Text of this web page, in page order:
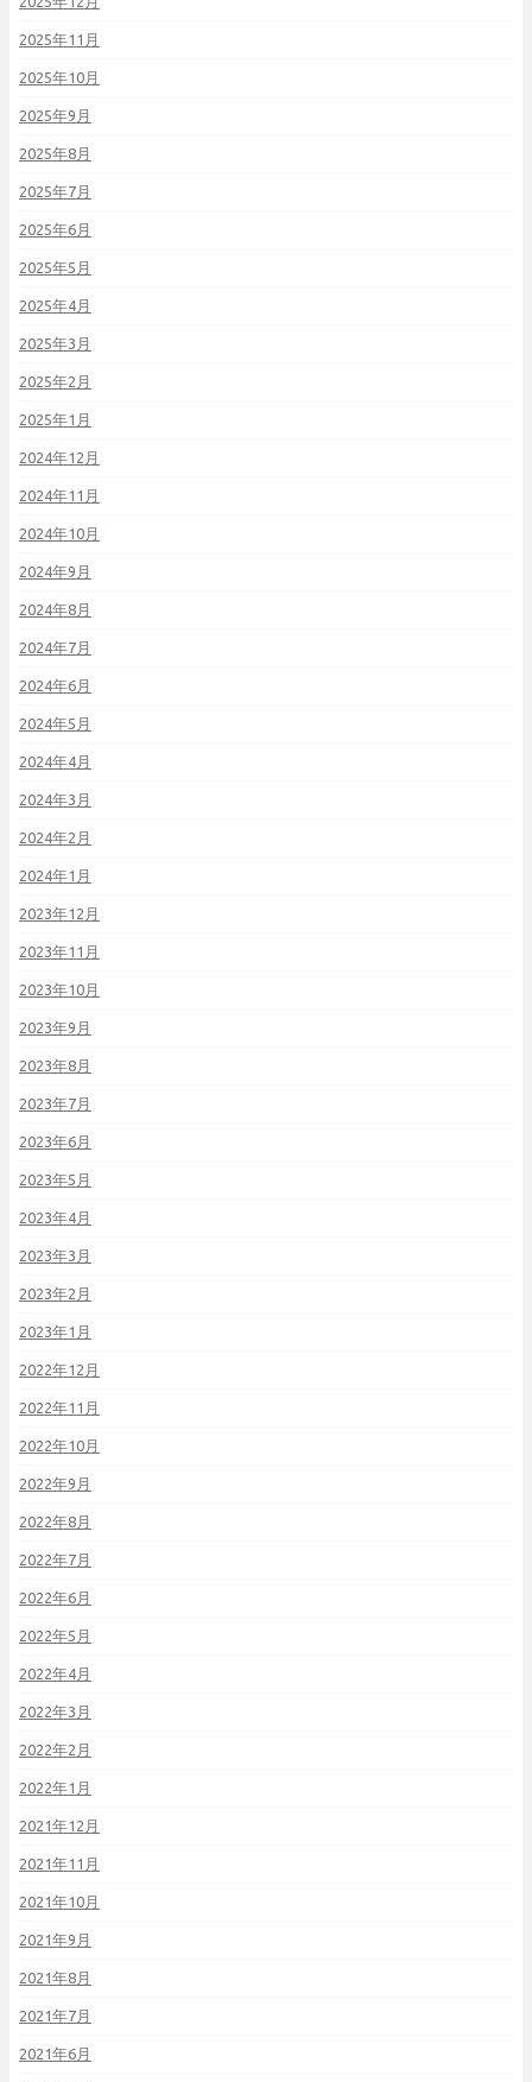
2025年11月
2025年10月
2025年9月
2025年8月
2025年7月
2025年6月
2025年5月
2025年4月
2025年3月
2025年2月
2025年1月
2024年12月
2024年11月
2024年10月
2024年9月
2024年8月
2024年7月
2024年6月
2024年5月
2024年4月
2024年3月
2024年2月
2024年1月
2023年12月
2023年11月
2023年10月
2023年9月
2023年8月
2023年7月
2023年6月
2023年5月
2023年4月
2023年3月
2023年2月
2023年1月
2022年12月
2022年11月
2022年10月
2022年9月
2022年8月
2022年7月
2022年6月
2022年5月
2022年4月
2022年3月
2022年2月
2022年1月
2021年12月
2021年11月
2021年10月
2021年9月
2021年8月
2021年7月
2021年6月